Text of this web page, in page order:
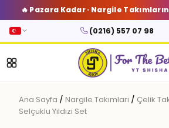
🔥 Pazara Kadar · Nargile
(0216) 557 07 98
Ana Sayfa / Nargile Takımları / Çelik
Selçuklu Yıldızı Set